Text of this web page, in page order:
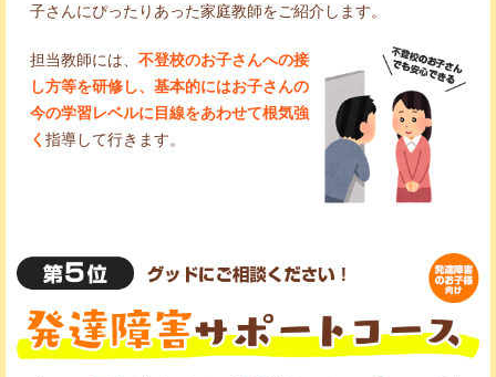
子さんにぴったりあった家庭教師をご紹介します。
担当教師には、 不登校のお子さんへの接
し方等を研修し、基本的にはお子さんの
今の学習レベルに目線をあわせて根気強
く 指導して行きます。